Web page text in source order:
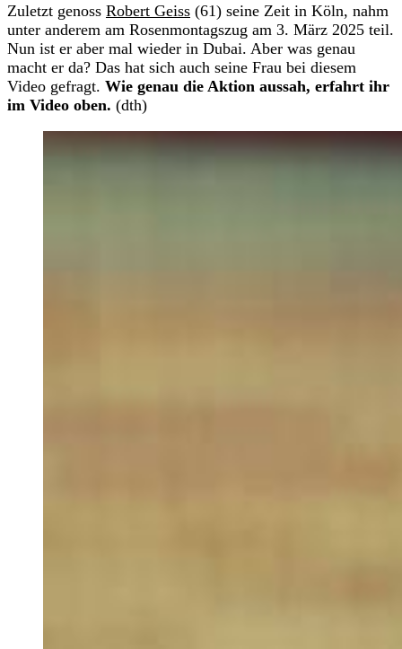
Zuletzt genoss Robert Geiss (61) seine Zeit in Köln, nahm
unter anderem am Rosenmontagszug am 3. März 2025 teil.
Nun ist er aber mal wieder in Dubai. Aber was genau
macht er da? Das hat sich auch seine Frau bei diesem
Video gefragt. Wie genau die Aktion aussah, erfahrt ihr
im Video oben. (dth)